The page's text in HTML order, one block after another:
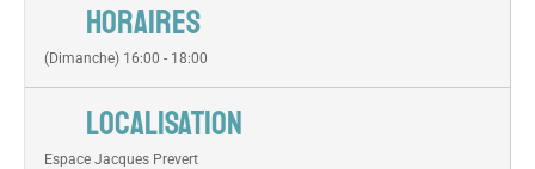
HORAIRES
(Dimanche) 16:00 - 18:00
LOCALISATION
Espace Jacques Prevert